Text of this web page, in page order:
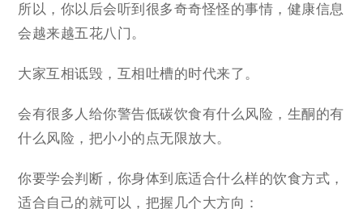
所以，你以后会听到很多奇奇怪怪的事情，健康信息
会越来越五花八门。
大家互相诋毁，互相吐槽的时代来了。
会有很多人给你警告低碳饮食有什么风险，生酮的有
什么风险，把小小的点无限放大。
你要学会判断，你身体到底适合什么样的饮食方式，
适合自己的就可以，把握几个大方向：